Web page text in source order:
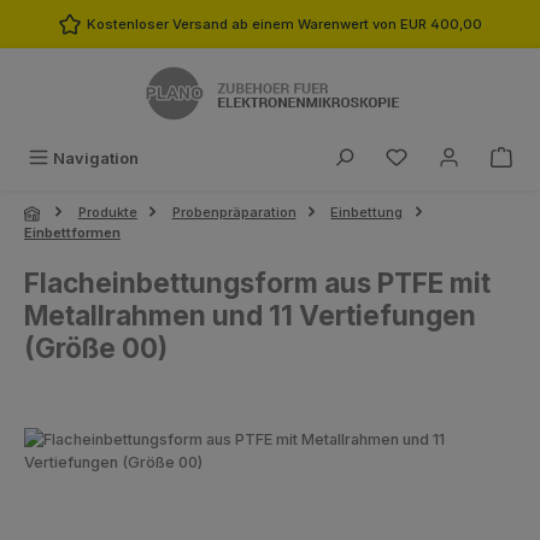
Zum Hauptinhalt springen
Kostenloser Versand ab einem Warenwert von EUR 400,00
Navigation Du hast 0
Produkte Probenpräparation
Einbettung
Einbettformen
Flacheinbettungsform aus PTFE mit
Metallrahmen und 11 Vertiefungen
(Größe 00)
Bildergalerie überspringen